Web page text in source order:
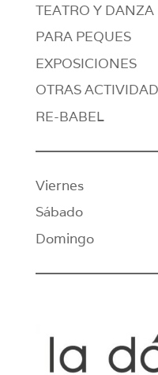
TEATRO Y DANZA
PARA PEQUES
EXPOSICIONES
OTRAS
RE-BABEL
Viernes
Sábado
Domingo